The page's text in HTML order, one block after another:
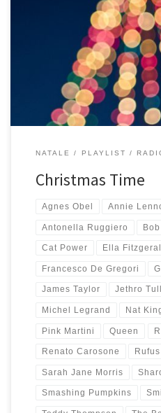
E alla fine ci sono caduto
poi arriva il disco di Natale.
Christmas e Meraviglioso Natale
playlist di Natale composte ecco
scegliere e mettere in fila […]
NATALE PLAYLIST
Christmas Time
Agnes Obel Annie
Antonella Ruggiero
Cat Power Ella
Francesco De Gregori
James Taylor Jethro Tull
Michel Legrand Nat
Pink Martini Queen
Renato Carosone
Sarah Jane Morris
Smashing Pumpkins